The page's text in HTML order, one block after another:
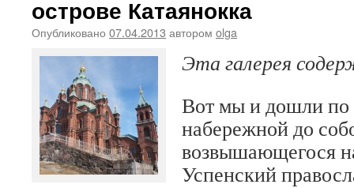
острове Катаянокка
Опубликовано 07.04.2013 автором olga
Эта галерея
Вот мы и дошли по
набережной до
возвышающегося
Успенский